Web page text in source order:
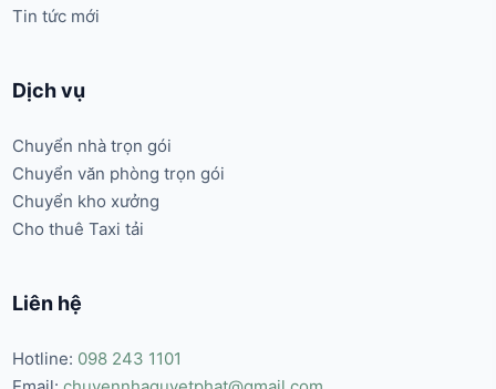
Tin tức mới
Dịch vụ
Chuyển nhà trọn gói
Chuyển văn phòng trọn gói
Chuyển kho xưởng
Cho thuê Taxi tải
Liên hệ
Hotline: 098 243 1101